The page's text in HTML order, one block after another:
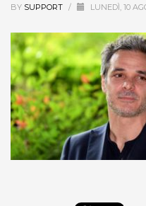
BY SUPPORT / LUNEDÌ, 10